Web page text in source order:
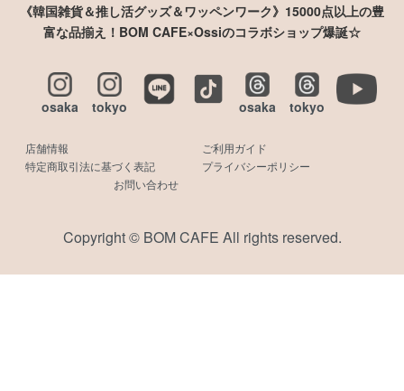
《韓国雑貨＆推し活グッズ＆ワッペンワーク》15000点以上の豊
富な品揃え！BOM CAFE×Ossiのコラボショップ爆誕☆
osaka tokyo osaka tokyo
店舗情報
ご利用ガイド
特定商取引法に基づく表記
プライバシーポリシー
お問い合わせ
Copyright © BOM CAFE All rights reserved.